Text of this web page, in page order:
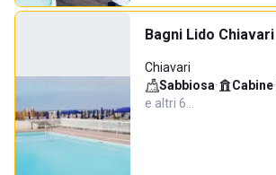
Bagni Lido Chiavari
Chiavari
Sabbiosa· Cabine·
e altri 6…